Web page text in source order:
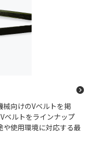
械向けのVベルトを掲
ベルトをラインナップ
や使用環境に対応する最